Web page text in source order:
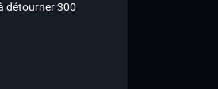
détourner 300